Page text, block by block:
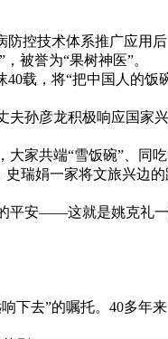
技术体系推广应用
被誉为“果树神医”。
，将“把中国人的饭
彦龙积极响应国家兴
家共端“雪饭碗”、同吃“
瑞娟一家将文旅兴边的
安——这就是姚克礼一
去”的嘱托。40多年